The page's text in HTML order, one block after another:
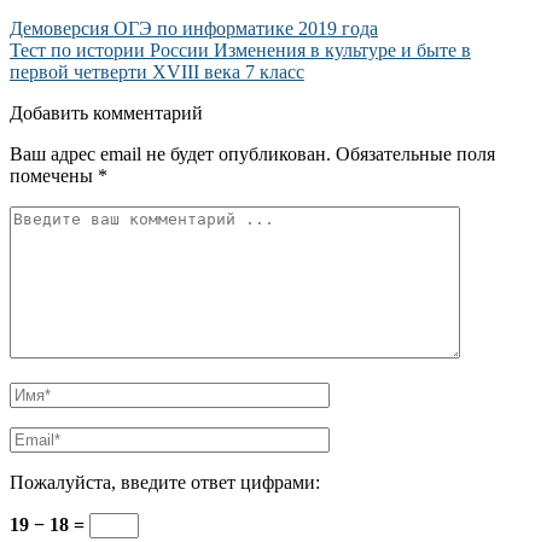
Демоверсия ОГЭ по информатике 2019 года
Тест по истории России Изменения в культуре и быте в
первой четверти XVIII века 7 класс
Добавить комментарий
Ваш адрес email не будет опубликован. Обязательные поля
помечены *
Пожалуйста, введите ответ цифрами:
19 − 18 =